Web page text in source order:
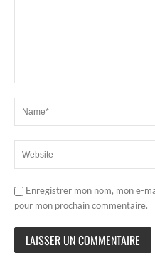
Enregistrer mon nom, mon e-
pour mon prochain commentaire.